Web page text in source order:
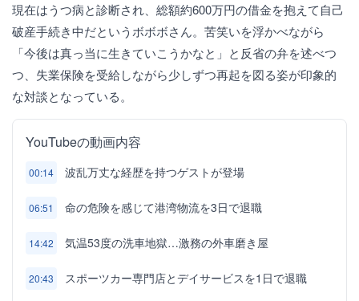
現在はうつ病と診断され、総額約600万円の借金を抱えて自己
破産手続き中だというボボボさん。苦笑いを浮かべながら
「今後は真っ当に生きていこうかなと」と反省の弁を述べつ
つ、失業保険を受給しながら少しずつ再起を図る姿が印象的
な対談となっている。
YouTubeの動画内容
00:14 波乱万丈な経歴を持つゲストが登場
06:51 命の危険を感じて港湾物流を3日で退職
14:42 気温53度の洗車地獄…激務の外車磨き屋
20:43 スポーツカー専門店とデイサービスを1日で退職